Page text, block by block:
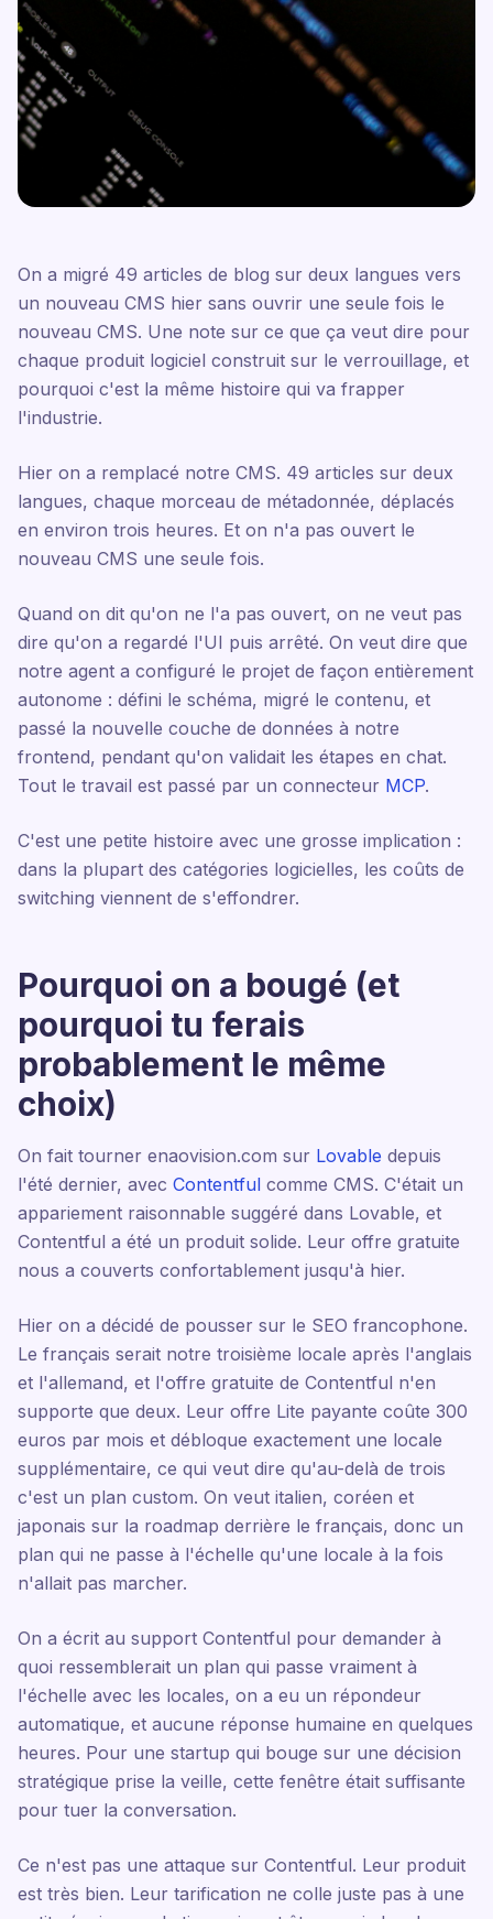
On a migré 49 articles de blog sur deux langues vers
un nouveau CMS hier sans ouvrir une seule fois le
nouveau CMS. Une note sur ce que ça veut dire pour
chaque produit logiciel construit sur le verrouillage, et
pourquoi c'est la même histoire qui va frapper
l'industrie.
Hier on a remplacé notre CMS. 49 articles sur deux
langues, chaque morceau de métadonnée, déplacés
en environ trois heures. Et on n'a pas ouvert le
nouveau CMS une seule fois.
Quand on dit qu'on ne l'a pas ouvert, on ne veut pas
dire qu'on a regardé l'UI puis arrêté. On veut dire que
notre agent a configuré le projet de façon entièrement
autonome : défini le schéma, migré le contenu, et
passé la nouvelle couche de données à notre
frontend, pendant qu'on validait les étapes en chat.
Tout le travail est passé par un connecteur MCP.
C'est une petite histoire avec une grosse implication :
dans la plupart des catégories logicielles, les coûts de
switching viennent de s'effondrer.
Pourquoi on a bougé (et
pourquoi tu ferais
probablement le même
choix)
On fait tourner enaovision.com sur Lovable depuis
l'été dernier, avec Contentful comme CMS. C'était un
appariement raisonnable suggéré dans Lovable, et
Contentful a été un produit solide. Leur offre gratuite
nous a couverts confortablement jusqu'à hier.
Hier on a décidé de pousser sur le SEO francophone.
Le français serait notre troisième locale après l'anglais
et l'allemand, et l'offre gratuite de Contentful n'en
supporte que deux. Leur offre Lite payante coûte 300
euros par mois et débloque exactement une locale
supplémentaire, ce qui veut dire qu'au-delà de trois
c'est un plan custom. On veut italien, coréen et
japonais sur la roadmap derrière le français, donc un
plan qui ne passe à l'échelle qu'une locale à la fois
n'allait pas marcher.
On a écrit au support Contentful pour demander à
quoi ressemblerait un plan qui passe vraiment à
l'échelle avec les locales, on a eu un répondeur
automatique, et aucune réponse humaine en quelques
heures. Pour une startup qui bouge sur une décision
stratégique prise la veille, cette fenêtre était suffisante
pour tuer la conversation.
Ce n'est pas une attaque sur Contentful. Leur produit
est très bien. Leur tarification ne colle juste pas à une